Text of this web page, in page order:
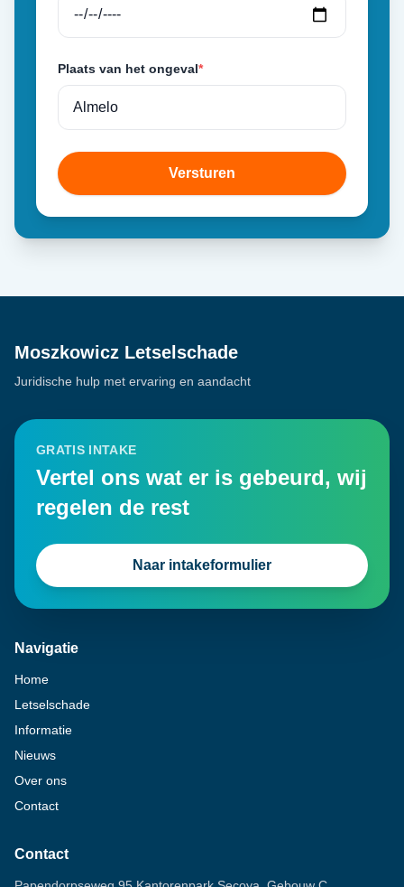
Plaats van het ongeval*
Versturen
Moszkowicz Letselschade
Juridische hulp met ervaring en aandacht
GRATIS INTAKE
Vertel ons wat er is gebeurd, wij
regelen de rest
Naar intakeformulier
Navigatie
Home
Letselschade
Informatie
Nieuws
Over ons
Contact
Contact